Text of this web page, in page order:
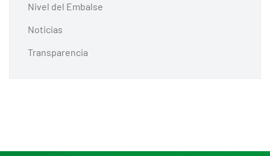
Nivel del Embalse
Noticias
Transparencia